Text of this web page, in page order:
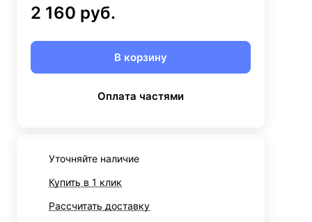
2 160 руб.
В корзину
Оплата частями
Уточняйте наличие
Купить в 1 клик
Рассчитать доставку